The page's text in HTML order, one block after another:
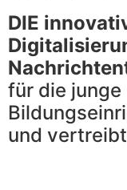
DIE
für die junge
und